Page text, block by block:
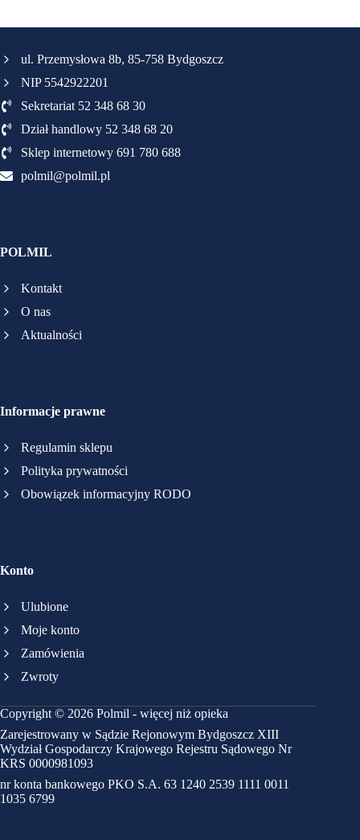
ul. Przemysłowa 8b, 85-758 Bydgoszcz
NIP 5542922201
Sekretariat 52 348 68 30
Dział handlowy 52 348 68 20
Sklep internetowy 691 780 688
polmil@polmil.pl
POLMIL
Kontakt
O nas
Aktualności
Informacje prawne
Regulamin sklepu
Polityka prywatności
Obowiązek informacyjny RODO
Konto
Ulubione
Moje konto
Zamówienia
Zwroty
Copyright © 2026 Polmil - więcej niż opieka
Zarejestrowany w Sądzie Rejonowym Bydgoszcz XIII
Wydział Gospodarczy Krajowego Rejestru Sądowego Nr
KRS 0000981093
nr konta bankowego PKO S.A. 63 1240 2539 1111 0011
1035 6799